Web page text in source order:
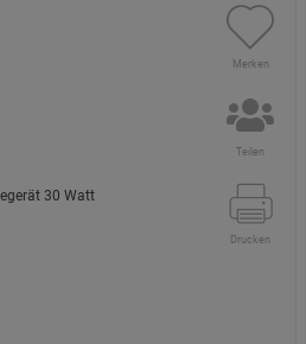
Merken
Teilen
Drucken